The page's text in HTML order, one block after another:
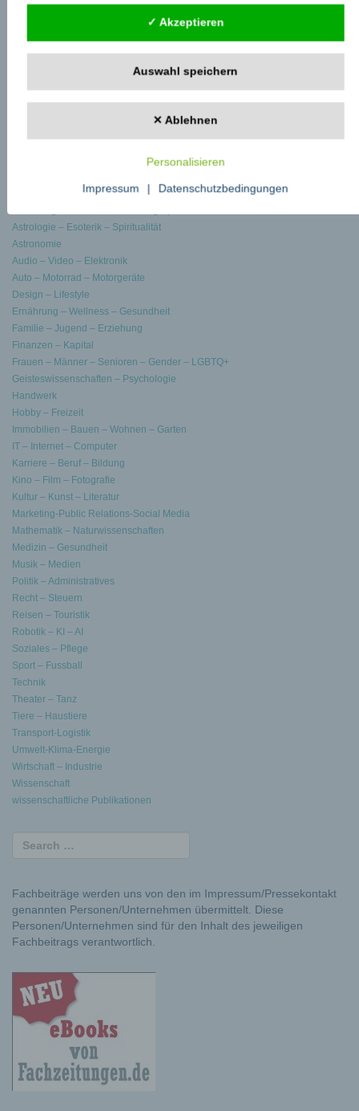
zu fachzeitungen.de
Fachbeiträge schreiben
Astrologie – Esoterik – Spiritualität
Astronomie
Audio – Video – Elektronik
Auto – Motorrad – Motorgeräte
Design – Lifestyle
Ernährung – Wellness – Gesundheit
Familie – Jugend – Erziehung
Finanzen – Kapital
Frauen – Männer – Senioren – Gender – LGBTQ+
Geisteswissenschaften – Psychologie
Handwerk
Hobby – Freizeit
Immobilien – Bauen – Wohnen – Garten
IT – Internet – Computer
Karriere – Beruf – Bildung
Kino – Film – Fotografie
Kultur – Kunst – Literatur
Marketing-Public Relations-Social Media
Mathematik – Naturwissenschaften
Medizin – Gesundheit
Musik – Medien
Politik – Administratives
Recht – Steuern
Reisen – Touristik
Robotik – KI – AI
Soziales – Pflege
Sport – Fussball
Technik
Theater – Tanz
Tiere – Haustiere
Transport-Logistik
Umwelt-Klima-Energie
Wirtschaft – Industrie
Wissenschaft
wissenschaftliche Publikationen
Fachbeiträge werden uns von den im Impressum/Pressekontakt
genannten Personen/Unternehmen übermittelt. Diese
Personen/Unternehmen sind für den Inhalt des jeweiligen
Fachbeitrags verantwortlich.
✓ Akzeptieren
Auswahl speichern
✕ Ablehnen
Personalisieren
Impressum | Datenschutzbedingungen